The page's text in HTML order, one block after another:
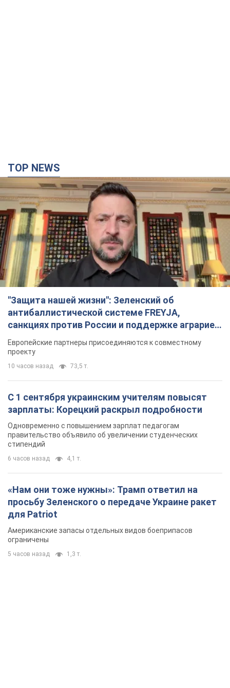
TOP NEWS
"Защита нашей жизни": Зеленский об
антибаллистической системе FREYJA,
санкциях против России и поддержке аграриев.
Видео
Европейские партнеры присоединяются к совместному
проекту
10 часов назад 73,5 т.
С 1 сентября украинским учителям повысят
зарплаты: Корецкий раскрыл подробности
Одновременно с повышением зарплат педагогам
правительство объявило об увеличении студенческих
стипендий
6 часов назад 4,1 т.
«Нам они тоже нужны»: Трамп ответил на
просьбу Зеленского о передаче Украине ракет
для Patriot
Американские запасы отдельных видов боеприпасов
ограничены
5 часов назад 1,3 т.